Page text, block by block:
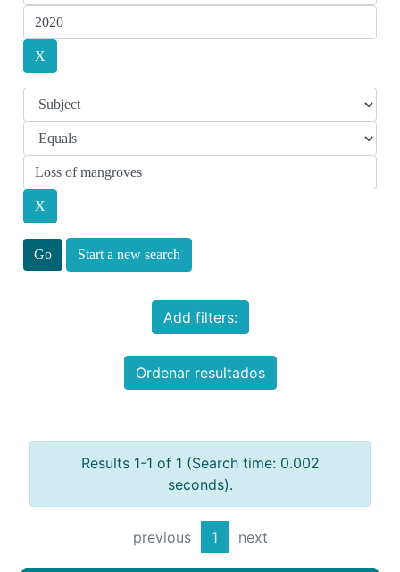
Start a new search
Add filters:
Ordenar resultados
Results 1-1 of 1 (Search time: 0.002
seconds).
previous 1 next